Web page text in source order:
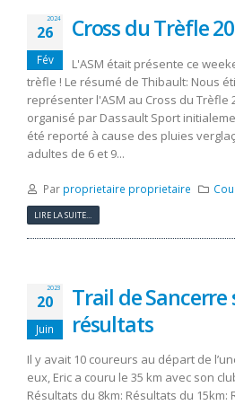
2024
26
Fév
Cross du Trèfle
L'ASM était présente ce
trèfle ! Le résumé de Thibault: Nous
représenter l'ASM au Cross du Trèfle
organisé par Dassault Sport
été reporté à cause des pluies
adultes de 6 et 9...
Par proprietaire proprietaire
LIRE LA SUITE...
2023
20
Juin
Trail de
résultats
Il y avait 10 coureurs au départ de
eux, Eric a couru le 35 km avec son
Résultats du 8km: Résultats du 15km: